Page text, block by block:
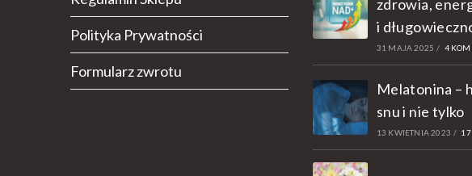
OstroVit Omega 3 90
Polityka Prywatności
Formularz zwrotu
zdrowia,
i
31 MAJA 2025 / 4
Melatonina –
snu i nie tylko
13 KWIETNIA 2023 /